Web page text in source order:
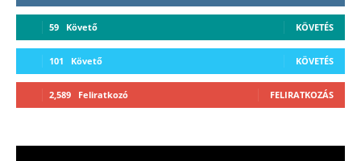
59 Követő KÖVETÉS
101 Követő KÖVETÉS
2,589 Feliratkozó FELIRATKOZÁS